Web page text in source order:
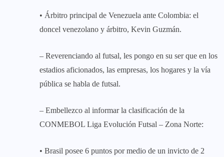
• Árbitro principal de Venezuela ante Colombia: el
doncel venezolano y árbitro, Kevin Guzmán.
– Reverenciando al futsal, les pongo en su ser que en los
estadios aficionados, las empresas, los hogares y la vía
pública se habla de futsal.
– Embellezco al informar la clasificación de la
CONMEBOL Liga Evolución Futsal – Zona Norte:
• Brasil posee 6 puntos por medio de un invicto de 2